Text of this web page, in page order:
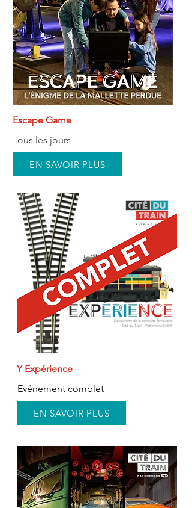
Escape Game
Tous les jours
EN SAVOIR PLUS
Y Expérience
Evénement complet
EN SAVOIR PLUS